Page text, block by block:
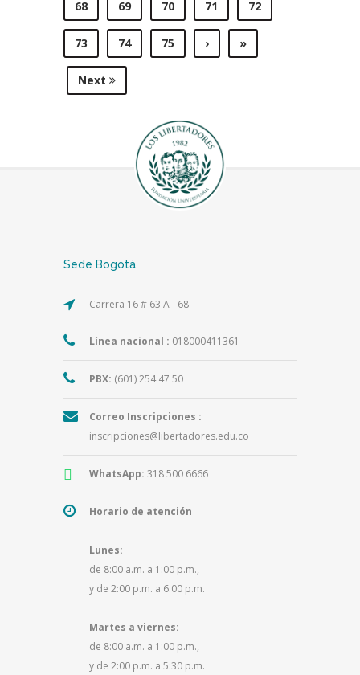
68 69 70 71 72
73 74 75 › »
Next
Sede Bogotá
Carrera 16 # 63 A - 68
Línea nacional : 018000411361
PBX: (601) 254 47 50
Correo Inscripciones :
inscripciones@libertadores.edu.co
WhatsApp: 318 500 6666
Horario de atención
Lunes:
de 8:00 a.m. a 1:00 p.m.,
y de 2:00 p.m. a 6:00 p.m.
Martes a viernes:
de 8:00 a.m. a 1:00 p.m.,
y de 2:00 p.m. a 5:30 p.m.